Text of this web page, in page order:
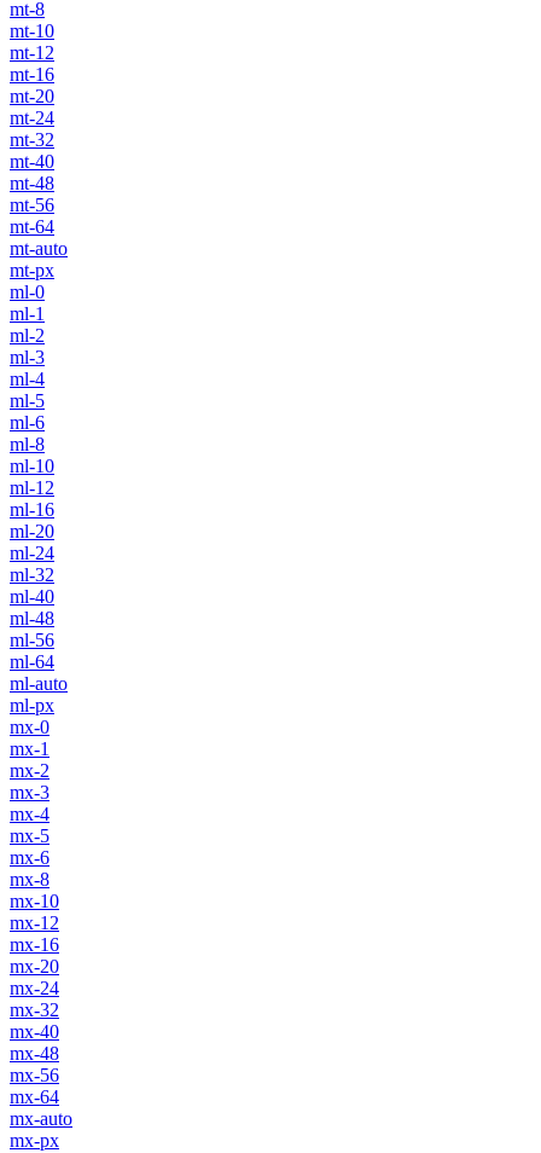
mt-8
mt-10
mt-12
mt-16
mt-20
mt-24
mt-32
mt-40
mt-48
mt-56
mt-64
mt-auto
mt-px
ml-0
ml-1
ml-2
ml-3
ml-4
ml-5
ml-6
ml-8
ml-10
ml-12
ml-16
ml-20
ml-24
ml-32
ml-40
ml-48
ml-56
ml-64
ml-auto
ml-px
mx-0
mx-1
mx-2
mx-3
mx-4
mx-5
mx-6
mx-8
mx-10
mx-12
mx-16
mx-20
mx-24
mx-32
mx-40
mx-48
mx-56
mx-64
mx-auto
mx-px